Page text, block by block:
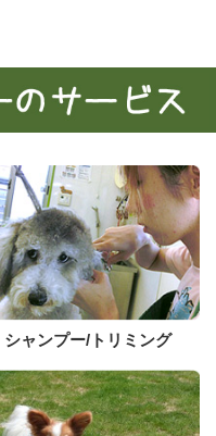
シャンプー/トリミング